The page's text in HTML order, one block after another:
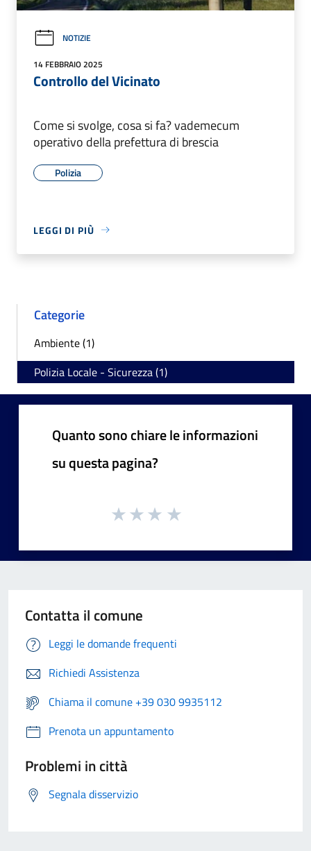
NOTIZIE
14 FEBBRAIO 2025
Controllo del Vicinato
Come si svolge, cosa si fa? vademecum
operativo della prefettura di brescia
Polizia
LEGGI DI PIÙ
Categorie
Ambiente (1)
Polizia Locale - Sicurezza (1)
Quanto sono chiare le informazioni
su questa pagina?
Contatta il comune
Leggi le domande frequenti
Richiedi Assistenza
Chiama il comune +39 030 9935112
Prenota un appuntamento
Problemi in città
Segnala disservizio